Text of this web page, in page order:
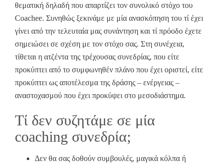
θεματική δηλαδή που απαρτίζει τον συνολικό στόχο του
Coachee. Συνηθώς ξεκινάμε με μία ανασκόπηση του τί έχει
γίνει από την τελευταία μας συνάντηση και τί πρόοδο έχετε
σημειώσει σε σχέση με τον στόχο σας. Στη συνέχεια,
τίθεται η ατζέντα της τρέχουσας συνεδρίας, που είτε
προκύπτει από το συμφωνηθέν πλάνο που έχει οριστεί, είτε
προκύπτει ως αποτέλεσμα της δράσης – ενέργειας –
αναστοχασμού που έχει προκύψει στο μεσοδιάστημα.
Τί δεν συζητάμε σε μία
coaching συνεδρία;
Δεν θα σας δοθούν συμβουλές, μαγικά κόλπα ή